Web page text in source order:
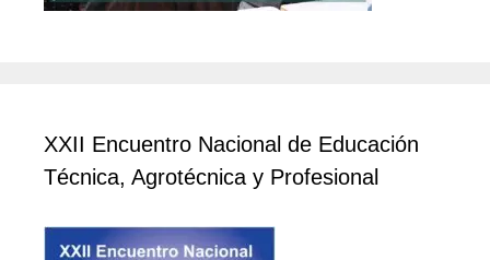
XXII Encuentro Nacional de Educación
Técnica, Agrotécnica y Profesional